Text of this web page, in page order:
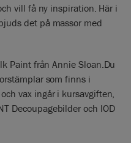
vill få ny inspiration. Här i
det på massor med
Paint från Annie Sloan.Du
som finns i
vax ingår i kursavgiften,
Decoupagebilder och IOD